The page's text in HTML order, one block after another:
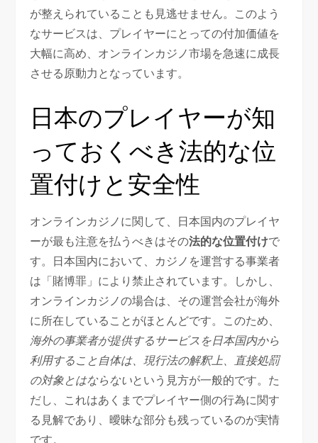
が整えられていることも見逃せません。このよう
なサービスは、プレイヤーにとっての付加価値を
大幅に高め、オンラインカジノ市場を急速に成長
させる原動力となっています。
日本のプレイヤーが知
っておくべき法的な位
置付けと安全性
オンラインカジノに関して、日本国内のプレイヤ
ーが最も注意を払うべきはその法的な位置付けで
す。日本国内において、カジノを運営する事業者
は「賭博罪」により禁止されています。しかし、
オンラインカジノの場合は、その運営会社が海外
に所在していることがほとんどです。このため、
海外の事業者が提供するサービスを日本国内から
利用すること自体は、現行法の解釈上、直接処罰
の対象とはならないという見方が一般的です。た
だし、これはあくまでプレイヤー側の行為に関す
る見解であり、曖昧な部分も残っているのが実情
です。